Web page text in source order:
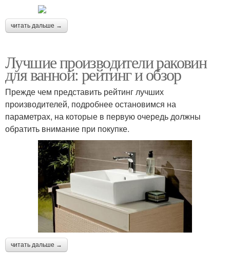
читать дальше →
Лучшие производители раковин
для ванной: рейтинг и обзор
Прежде чем представить рейтинг лучших
производителей, подробнее остановимся на
параметрах, на которые в первую очередь должны
обратить внимание при покупке.
читать дальше →